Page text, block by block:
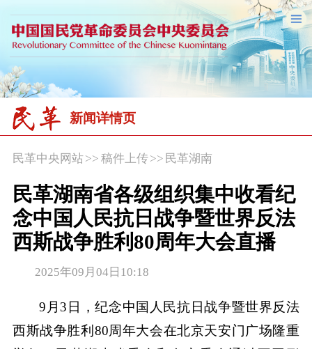
新闻详情页
民革中央网站>> 稿件上传 >> 民革湖南
民革湖南省各级组织集中收看纪
念中国人民抗日战争暨世界反法
西斯战争胜利80周年大会直播
2025年09月04日10:18
9月3日，纪念中国人民抗日战争暨世界反法
西斯战争胜利80周年大会在北京天安门广场隆重